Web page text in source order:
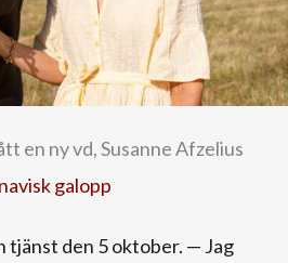
en ny vd, Susanne Afzelius
galopp
tjänst den 5 oktober. — Jag